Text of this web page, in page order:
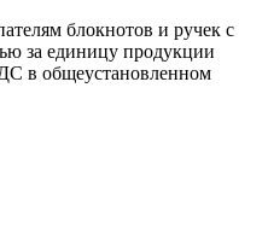
блокнотов и ручек с
за единицу продукции
в общеустановленном